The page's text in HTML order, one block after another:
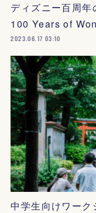
ディズニー百周年
100 Years of
2023.06.17 03:10
中学生向けワー